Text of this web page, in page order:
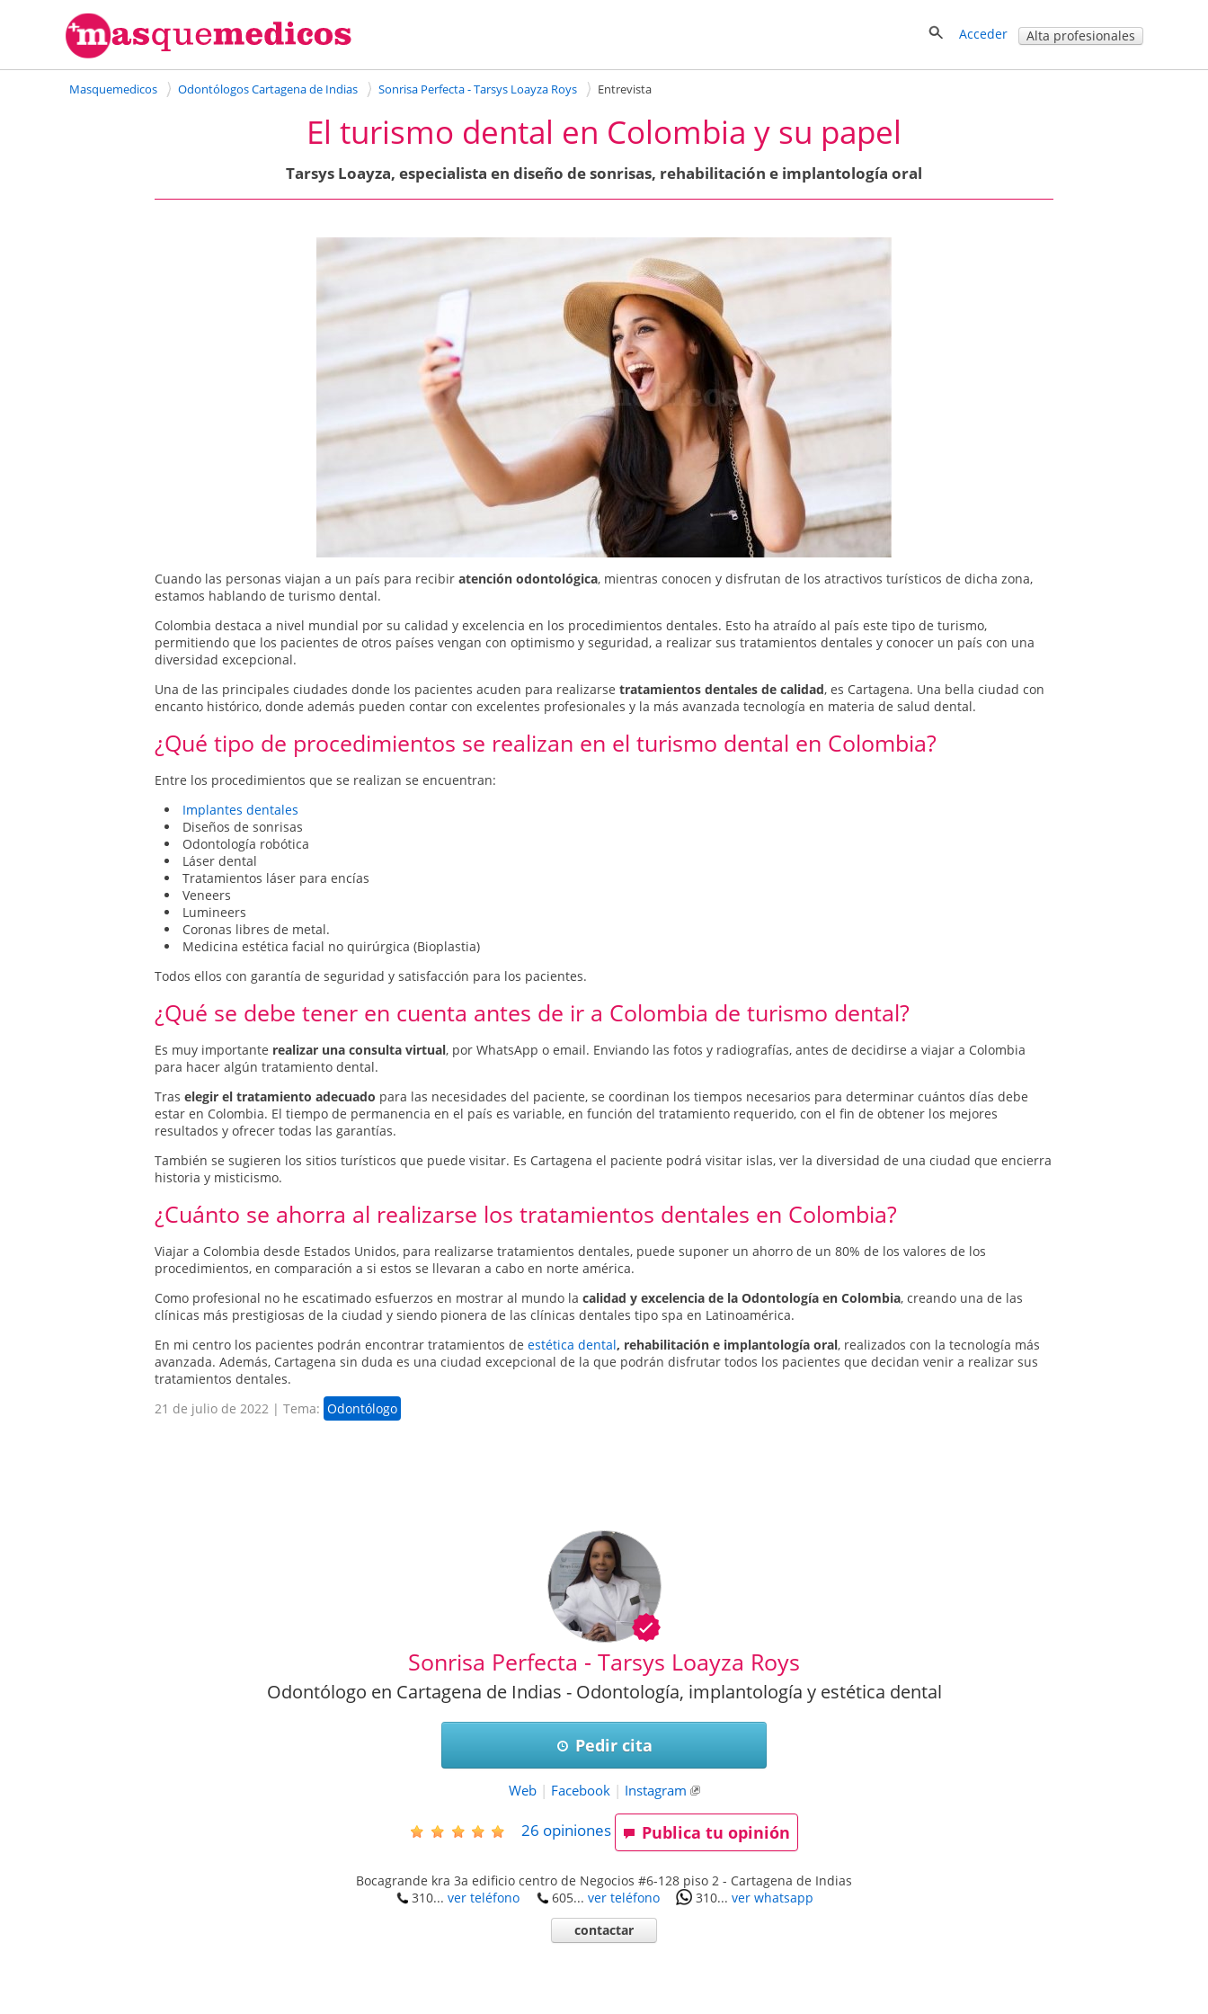
Acceder Alta profesionales
Masquemedicos Odontólogos Cartagena de Indias Sonrisa Perfecta - Tarsys Loayza Roys Entrevista
El turismo dental en Colombia y su papel
Tarsys Loayza, especialista en diseño de sonrisas, rehabilitación e implantología oral
Cuando las personas viajan a un país para recibir atención odontológica, mientras conocen y disfrutan de los atractivos turísticos de dicha zona,
estamos hablando de turismo dental.
Colombia destaca a nivel mundial por su calidad y excelencia en los procedimientos dentales. Esto ha atraído al país este tipo de turismo,
permitiendo que los pacientes de otros países vengan con optimismo y seguridad, a realizar sus tratamientos dentales y conocer un país con una
diversidad excepcional.
Una de las principales ciudades donde los pacientes acuden para realizarse tratamientos dentales de calidad, es Cartagena. Una bella ciudad con
encanto histórico, donde además pueden contar con excelentes profesionales y la más avanzada tecnología en materia de salud dental.
¿Qué tipo de procedimientos se realizan en el turismo dental en Colombia?
Entre los procedimientos que se realizan se encuentran:
Implantes dentales
Diseños de sonrisas
Odontología robótica
Láser dental
Tratamientos láser para encías
Veneers
Lumineers
Coronas libres de metal.
Medicina estética facial no quirúrgica (Bioplastia)
Todos ellos con garantía de seguridad y satisfacción para los pacientes.
¿Qué se debe tener en cuenta antes de ir a Colombia de turismo dental?
Es muy importante realizar una consulta virtual, por WhatsApp o email. Enviando las fotos y radiografías, antes de decidirse a viajar a Colombia
para hacer algún tratamiento dental.
Tras elegir el tratamiento adecuado para las necesidades del paciente, se coordinan los tiempos necesarios para determinar cuántos días debe
estar en Colombia. El tiempo de permanencia en el país es variable, en función del tratamiento requerido, con el fin de obtener los mejores
resultados y ofrecer todas las garantías.
También se sugieren los sitios turísticos que puede visitar. Es Cartagena el paciente podrá visitar islas, ver la diversidad de una ciudad que encierra
historia y misticismo.
¿Cuánto se ahorra al realizarse los tratamientos dentales en Colombia?
Viajar a Colombia desde Estados Unidos, para realizarse tratamientos dentales, puede suponer un ahorro de un 80% de los valores de los
procedimientos, en comparación a si estos se llevaran a cabo en norte américa.
Como profesional no he escatimado esfuerzos en mostrar al mundo la calidad y excelencia de la Odontología en Colombia, creando una de las
clínicas más prestigiosas de la ciudad y siendo pionera de las clínicas dentales tipo spa en Latinoamérica.
En mi centro los pacientes podrán encontrar tratamientos de estética dental, rehabilitación e implantología oral, realizados con la tecnología más
avanzada. Además, Cartagena sin duda es una ciudad excepcional de la que podrán disfrutar todos los pacientes que decidan venir a realizar sus
tratamientos dentales.
21 de julio de 2022 | Tema: Odontólogo
Sonrisa Perfecta - Tarsys Loayza Roys
Odontólogo en Cartagena de Indias - Odontología, implantología y estética dental
Pedir cita
Web | Facebook | Instagram
26 opiniones Publica tu opinión
Bocagrande kra 3a edificio centro de Negocios #6-128 piso 2 - Cartagena de Indias
310... ver teléfono 605... ver teléfono 310... ver whatsapp
contactar